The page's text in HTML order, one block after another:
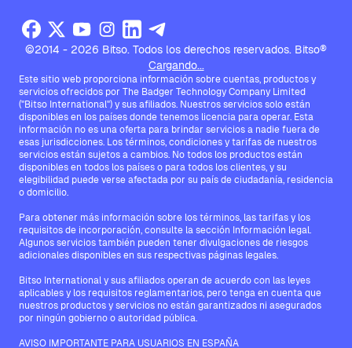
©2014 - 2026 Bitso. Todos los derechos reservados. Bitso®
Cargando...
Este sitio web proporciona información sobre cuentas, productos y
servicios ofrecidos por The Badger Technology Company Limited
("Bitso International") y sus afiliados. Nuestros servicios solo están
disponibles en los países donde tenemos licencia para operar. Esta
información no es una oferta para brindar servicios a nadie fuera de
esas jurisdicciones. Los términos, condiciones y tarifas de nuestros
servicios están sujetos a cambios. No todos los productos están
disponibles en todos los países o para todos los clientes, y su
elegibilidad puede verse afectada por su país de ciudadanía, residencia
o domicilio.
Para obtener más información sobre los términos, las tarifas y los
requisitos de incorporación, consulte la sección Información legal.
Algunos servicios también pueden tener divulgaciones de riesgos
adicionales disponibles en sus respectivas páginas legales.
Bitso International y sus afiliados operan de acuerdo con las leyes
aplicables y los requisitos reglamentarios, pero tenga en cuenta que
nuestros productos y servicios no están garantizados ni asegurados
por ningún gobierno o autoridad pública.
AVISO IMPORTANTE PARA USUARIOS EN ESPAÑA